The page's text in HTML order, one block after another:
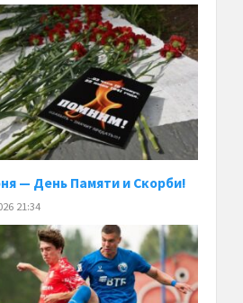
— День Памяти и Скорби!
21:34